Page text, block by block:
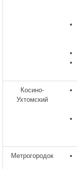
Косино-
Ухтомский
Метрогородок